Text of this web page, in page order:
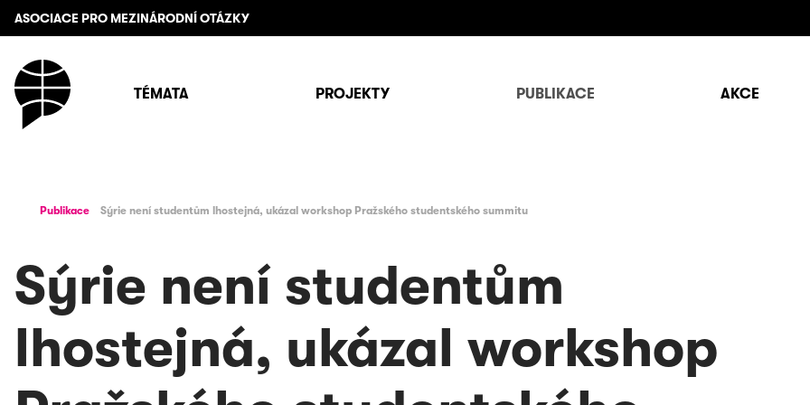
ASOCIACE PRO MEZINÁRODNÍ OTÁZKY
TÉMATA PROJEKTY PUBLIKACE AKCE
Publikace Sýrie není studentům lhostejná, ukázal workshop Pražského studentského summitu
Sýrie není studentům
lhostejná, ukázal workshop